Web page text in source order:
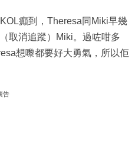
癲到，Theresa同Miki早幾
取消追蹤）Miki。過咗咁多
想嚟都要好大勇氣，所以佢
告